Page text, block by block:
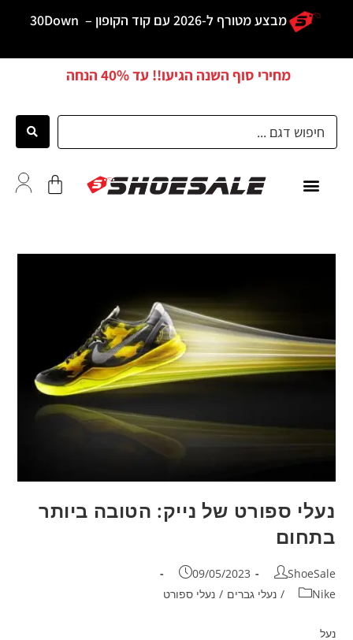
מבצע מטורף ל-2026 עם קוד הקופון – 30Down
מחירי סוף השנה הגיעו!! עד40% הנחה
נעלי ספורט של נייק: הטובה ביותר
בתחום
ShoeSale
09/05/2023
Nike
/ נעלי גברים / נעלי ספורט
נעל